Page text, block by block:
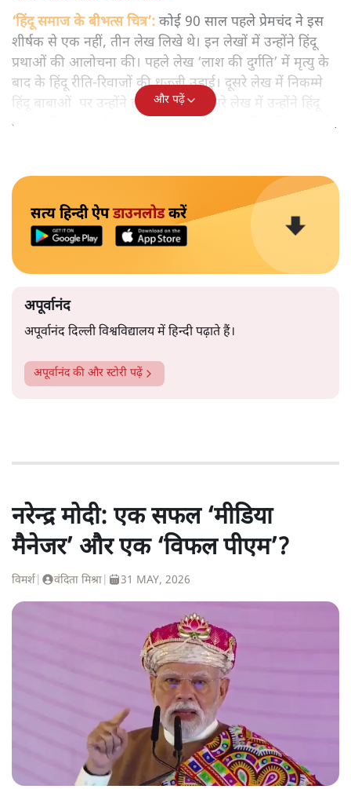
‘हिंदू समाज के बीभत्स चित्र’: कोई 90 साल पहले प्रेमचंद ने इस
शीर्षक से एक नहीं, तीन लेख लिखे थे। इन लेखों में उन्होंने हिंदू
प्रथाओं की आलोचना की। पहले लेख ‘लाश की दुर्गति’ में मृत्यु के
बाद के हिंदू रीति-रिवाजों की धज्जी उड़ाई। दूसरे लेख में निकम्मे
हिंदू बाबाओं पर उन्होंने हमला किया। तीसरे लेख में उन्होंने हिंदू
मंदिरों की दुर्दशा और उनके संचालकों के पाखंड की बखिया उधेड़ी।
और पढ़ें
सत्य हिन्दी ऐपडाउनलोडकरें
अपूर्वानंद
अपूर्वानंद दिल्ली विश्वविद्यालय में हिन्दी पढ़ाते हैं।
अपूर्वानंदकी और स्टोरी पढ़ें
नरेन्द्र मोदी: एक सफल ‘मीडिया
मैनेजर’ और एक ‘विफल पीएम’?
विमर्श वंदिता मिश्रा 31 MAY, 2026